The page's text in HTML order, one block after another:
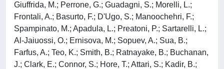
Giuffrida, M.; Perrone, G.; Guadagni, S.; Morelli, L.;
Frontali, A.; Basurto, F.; D'Ugo, S.; Manoochehri, F.;
Spampinato, M.; Apadula, L.; Preatoni, P.; Sartarelli, L.;
Al-Jaiuossi, O.; Ernisova, M.; Sopuev, A.; Sua, B.;
Farfus, A.; Teo, K.; Smith, B.; Ratnayake, B.; Buchanan,
J.; Clark, E.; Connor, S.; Hore, T.; Attari, S.; Kadir, B.;